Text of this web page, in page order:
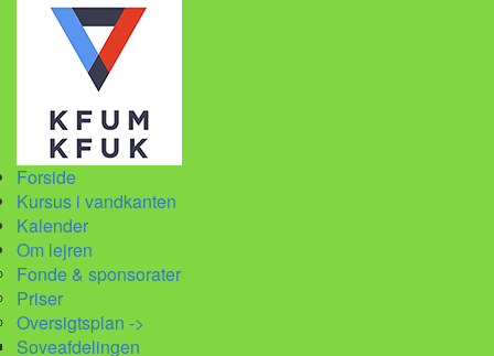
Forside
Kursus i vandkanten
Kalender
Om lejren
Fonde & sponsorater
Priser
Oversigtsplan ->
Soveafdelingen